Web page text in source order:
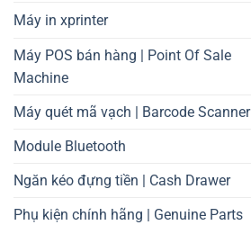
Máy in xprinter
Máy POS bán hàng | Point Of Sale
Machine
Máy quét mã vạch | Barcode Scanner
Module Bluetooth
Ngăn kéo đựng tiền | Cash Drawer
Phụ kiện chính hãng | Genuine Parts